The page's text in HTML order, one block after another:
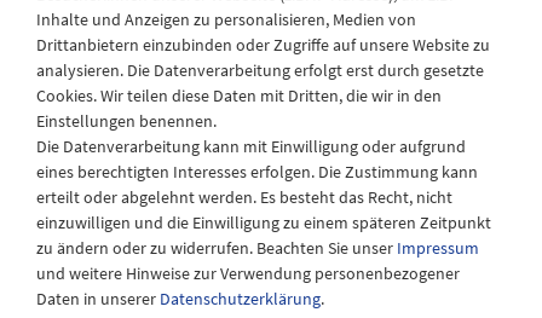
Montag - Freitag
08:30 - 12:30 und 13.00 - 17.30 Uhr
Samstags
08:30 bis 12:30 Uhr
Inhalte und Anzeigen zu personalisieren, Medien von
Drittanbietern einzubinden oder Zugriffe auf unsere Website zu
analysieren. Die Datenverarbeitung erfolgt erst durch gesetzte
Cookies. Wir teilen diese Daten mit Dritten, die wir in den
Einstellungen benennen.
Die Datenverarbeitung kann mit Einwilligung oder aufgrund
eines berechtigten Interesses erfolgen. Die Zustimmung kann
erteilt oder abgelehnt werden. Es besteht das Recht, nicht
einzuwilligen und die Einwilligung zu einem späteren Zeitpunkt
zu ändern oder zu widerrufen. Beachten Sie unser Impressum
und weitere Hinweise zur Verwendung personenbezogener
Daten in unserer Daten­schutz­erklärung.